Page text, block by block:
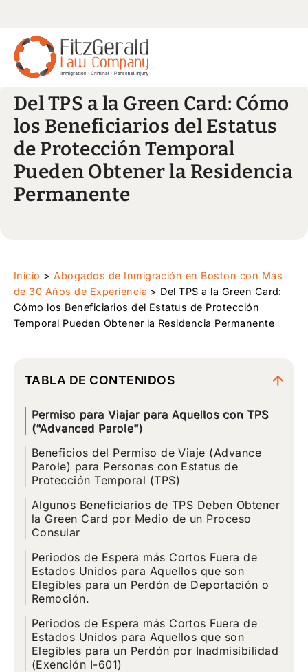
Del TPS a la Green Card: Cómo
los Beneficiarios del Estatus
de Protección Temporal
Pueden Obtener la Residencia
Permanente
Inicio >Abogados de Inmigración en Boston con Más
de 30 Años de Experiencia > Del TPS a la Green Card:
Cómo los Beneficiarios del Estatus de Protección
Temporal Pueden Obtener la Residencia Permanente
TABLA DE CONTENIDOS
Permiso para Viajar para Aquellos con TPS
(“Advanced Parole”)
Beneficios del Permiso de Viaje (Advance
Parole) para Personas con Estatus de
Protección Temporal (TPS)
Algunos Beneficiarios de TPS Deben Obtener
la Green Card por Medio de un Proceso
Consular
Periodos de Espera más Cortos Fuera de
Estados Unidos para Aquellos que son
Elegibles para un Perdón de Deportación o
Remoción.
Periodos de Espera más Cortos Fuera de
Estados Unidos para Aquellos que son
Elegibles para un Perdón por Inadmisibilidad
(Exención I-601)